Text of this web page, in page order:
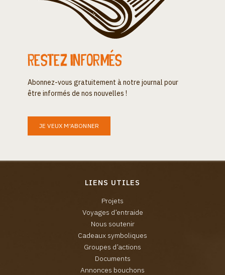
Restez informés
Abonnez-vous gratuitement à notre journal pour
être informés de nos nouvelles !
JE VEUX M'ABONNER
LIENS UTILES
Projets
Voyages d’entraide
Nous soutenir
Cadeaux symboliques
Groupes d’actions
Documents
Annonces bouchons